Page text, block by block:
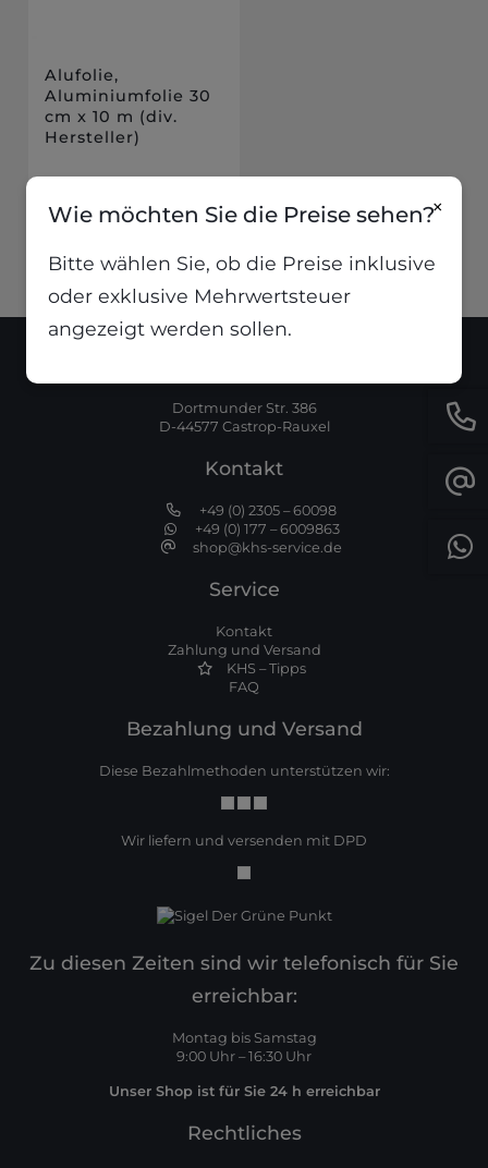
×
Wie möchten Sie die Preise sehen?
Bitte wählen Sie, ob die Preise inklusive
oder exklusive Mehrwertsteuer
angezeigt werden sollen.
Alufolie,
Aluminiumfolie 30
cm x 10 m (div.
Hersteller)
Dortmunder Str. 386
D-44577 Castrop-Rauxel
Kontakt
+49 (0) 2305 – 60098
+49 (0) 177 – 6009863
shop@khs-service.de
Service
Kontakt
Zahlung und Versand
KHS – Tipps
FAQ
Bezahlung und Versand
Diese Bezahlmethoden unterstützen wir:
Wir liefern und versenden mit DPD
Zu diesen Zeiten sind wir telefonisch für Sie
erreichbar:
Montag bis Samstag
9:00 Uhr – 16:30 Uhr
Unser Shop ist für Sie 24 h erreichbar
Rechtliches